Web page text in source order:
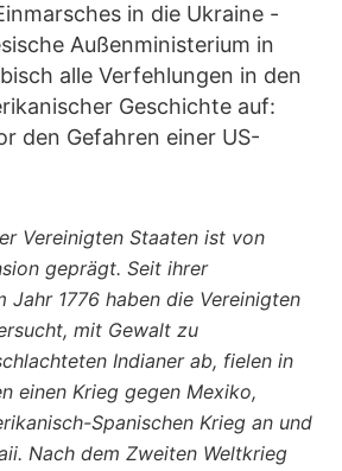
in die Ukraine -
Außenministerium in
alle Verfehlungen in den
Geschichte auf:
den Gefahren einer US-
Vereinigten Staaten ist von
geprägt. Seit ihrer
Jahr 1776 haben die Vereinigten
mit Gewalt zu
Indianer ab, fielen in
einen Krieg gegen Mexiko,
Spanischen Krieg an und
Nach dem Zweiten Weltkrieg